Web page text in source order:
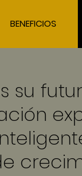
BENEFICIOS
su